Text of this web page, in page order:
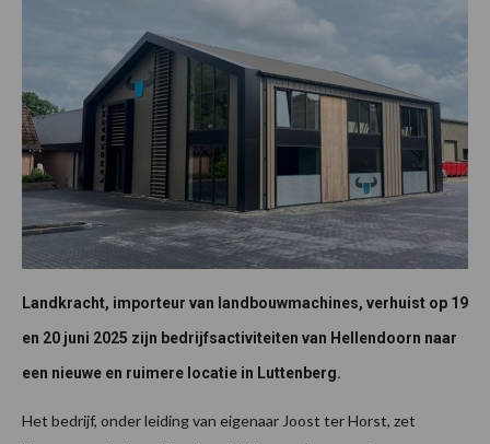
Landkracht, importeur van landbouwmachines, verhuist op 19
en 20 juni 2025 zijn bedrijfsactiviteiten van Hellendoorn naar
een nieuwe en ruimere locatie in Luttenberg.
Het bedrijf, onder leiding van eigenaar Joost ter Horst, zet